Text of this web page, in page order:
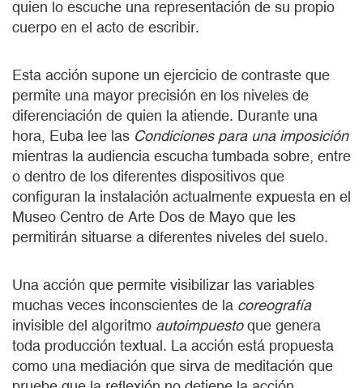
quien lo escuche una representación de su propio
cuerpo en el acto de escribir.
Esta acción supone un ejercicio de contraste que
permite una mayor precisión en los niveles de
diferenciación de quien la atiende. Durante una
hora, Euba lee las Condiciones para una imposición
mientras la audiencia escucha tumbada sobre, entre
o dentro de los diferentes dispositivos que
configuran la instalación actualmente expuesta en el
Museo Centro de Arte Dos de Mayo que les
permitirán situarse a diferentes niveles del suelo.
Una acción que permite visibilizar las variables
muchas veces inconscientes de la coreografía
invisible del algoritmo autoimpuestoque genera
toda producción textual. La acción está propuesta
como una mediación que sirva de meditación que